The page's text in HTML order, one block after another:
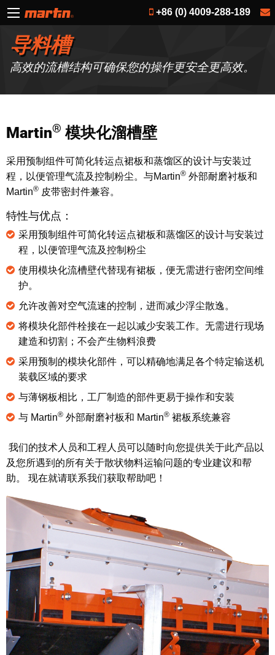
+86 (0) 4009-288-189
导料槽
高效的流槽结构可确保您的操作更安全更高效。
Martin® 模块化溜槽壁
采用预制组件可简化转运点裙板和蒸馏区的设计与安装过
程，以便管理气流及控制粉尘。与Martin® 外部耐磨衬板和
Martin® 皮带密封件兼容。
特性与优点：
采用预制组件可简化转运点裙板和蒸馏区的设计与安装过
程，以便管理气流及控制粉尘
使用模块化流槽壁代替现有裙板，便无需进行密闭空间维
护。
允许改善对空气流速的控制，进而减少浮尘散逸。
将模块化部件栓接在一起以减少安装工作。无需进行现场
建造和切割；不会产生物料浪费
采用预制的模块化部件，可以精确地满足各个特定输送机
装载区域的要求
与薄钢板相比，工厂制造的部件更易于操作和安装
与 Martin® 外部耐磨衬板和 Martin® 裙板系统兼容
我们的技术人员和工程人员可以随时向您提供关于此产品以
及您所遇到的所有关于散状物料运输问题的专业建议和帮
助。 现在就请联系我们获取帮助吧！